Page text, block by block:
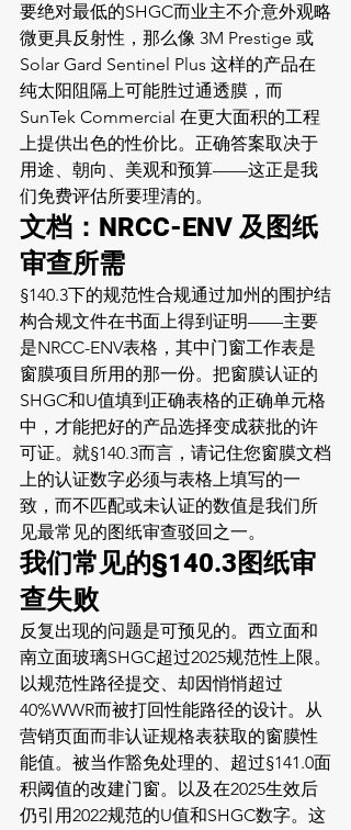
要绝对最低的SHGC而业主不介意外观略
微更具反射性，那么像 3M Prestige 或
Solar Gard Sentinel Plus 这样的产品在
纯太阳阻隔上可能胜过通透膜，而
SunTek Commercial 在更大面积的工程
上提供出色的性价比。正确答案取决于
用途、朝向、美观和预算——这正是我
们免费评估所要理清的。
文档：NRCC-ENV 及图纸
审查所需
§140.3下的规范性合规通过加州的围护结
构合规文件在书面上得到证明——主要
是NRCC-ENV表格，其中门窗工作表是
窗膜项目所用的那一份。把窗膜认证的
SHGC和U值填到正确表格的正确单元格
中，才能把好的产品选择变成获批的许
可证。就§140.3而言，请记住您窗膜文档
上的认证数字必须与表格上填写的一
致，而不匹配或未认证的数值是我们所
见最常见的图纸审查驳回之一。
我们常见的§140.3图纸审
查失败
反复出现的问题是可预见的。西立面和
南立面玻璃SHGC超过2025规范性上限。
以规范性路径提交、却因悄悄超过
40%WWR而被打回性能路径的设计。从
营销页面而非认证规格表获取的窗膜性
能值。被当作豁免处理的、超过§141.0面
积阈值的改建门窗。以及在2025生效后
仍引用2022规范的U值和SHGC数字。这